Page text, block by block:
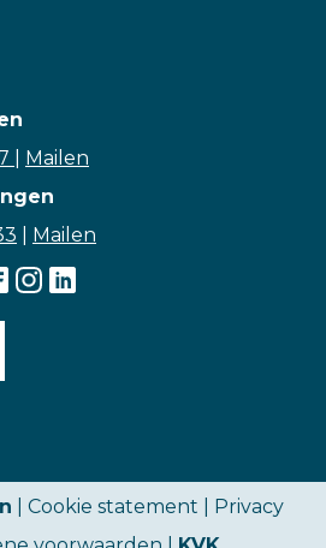
Mailen
Mailen
| Cookie statement | Privacy